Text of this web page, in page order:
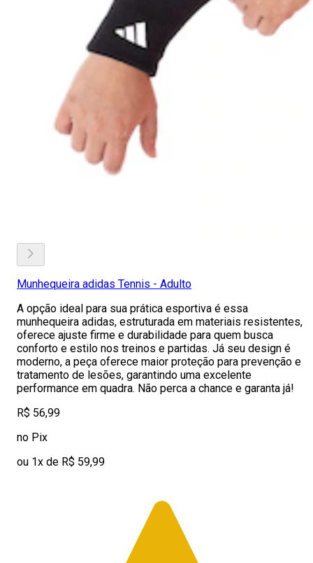
Munhequeira adidas Tennis - Adulto
A opção ideal para sua prática esportiva é essa
munhequeira adidas, estruturada em materiais resistentes,
oferece ajuste firme e durabilidade para quem busca
conforto e estilo nos treinos e partidas. Já seu design é
moderno, a peça oferece maior proteção para prevenção e
tratamento de lesões, garantindo uma excelente
performance em quadra. Não perca a chance e garanta já!
R$ 56,99
no Pix
ou 1x de R$ 59,99